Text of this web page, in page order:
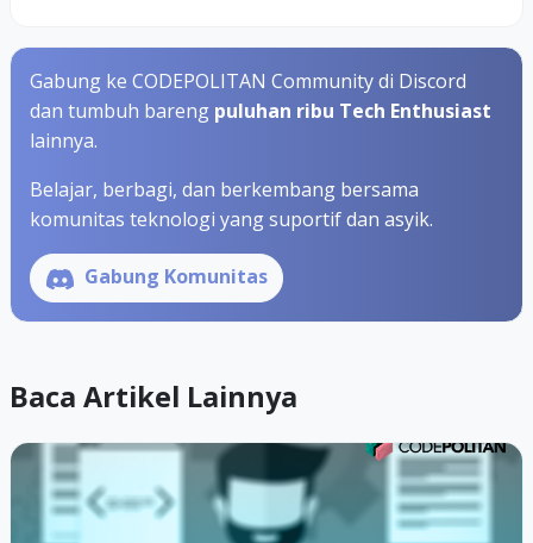
Gabung ke CODEPOLITAN Community di Discord
dan tumbuh bareng puluhan ribu Tech Enthusiast
lainnya.
Belajar, berbagi, dan berkembang bersama
komunitas teknologi yang suportif dan asyik.
Gabung Komunitas
Baca Artikel Lainnya